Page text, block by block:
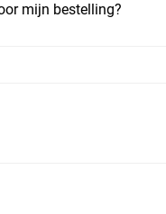
mijn bestelling?